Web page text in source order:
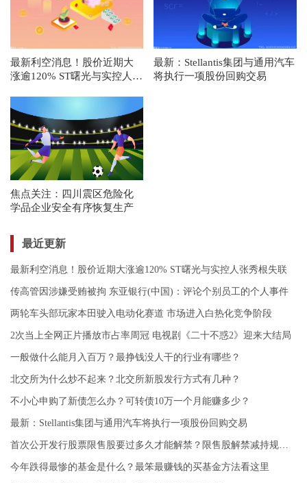
最新利空消息！股价近期大
涨逾120% ST曙光与实控人张
最新：Stellantis集团与通用汽车
将执行一项股份回购交易
焦点关注：四川震区危险化
学品企业安全有序恢复生产
最近更新
最新利空消息！股价近期大涨逾120% ST曙光与实控人张秀根失联
传高管因涉嫌受贿被拘 东亚银行(中国)：评论个别员工的个人事件
两轮车头部玩家本田驶入电动化赛道 市场进入白热化竞争阶段
2次当上全网正片播放市占率周冠 电视剧《二十不惑2》迎来大结局
一般做什么能月入百万？最挣钱没人干的行业有哪些？
北交所为什么炒不起来？北交所新股发行方式有几种？
不小心申购了新债怎么办？可转债10万一个月能赚多少？
最新：Stellantis集团与通用汽车将执行一项股份回购交易
首次公开发行股票限售股要过多久才能解禁？限售股解禁减持规定来了
今年跌得最惨的基金是什么？最笨最赚钱的买基金方法看这里